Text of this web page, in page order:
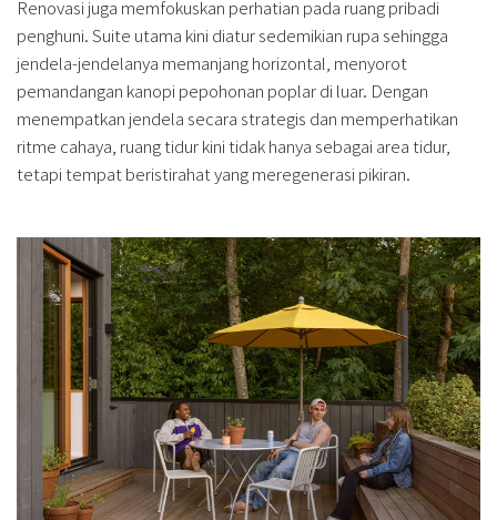
Renovasi juga memfokuskan perhatian pada ruang pribadi
penghuni. Suite utama kini diatur sedemikian rupa sehingga
jendela-jendelanya memanjang horizontal, menyorot
pemandangan kanopi pepohonan poplar di luar. Dengan
menempatkan jendela secara strategis dan memperhatikan
ritme cahaya, ruang tidur kini tidak hanya sebagai area tidur,
tetapi tempat beristirahat yang meregenerasi pikiran.